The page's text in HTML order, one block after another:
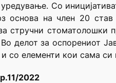
уредување. Со
основа на член 20
стручни стоматолошки
делот за оспорениот
и со елементи кои сама си
2022